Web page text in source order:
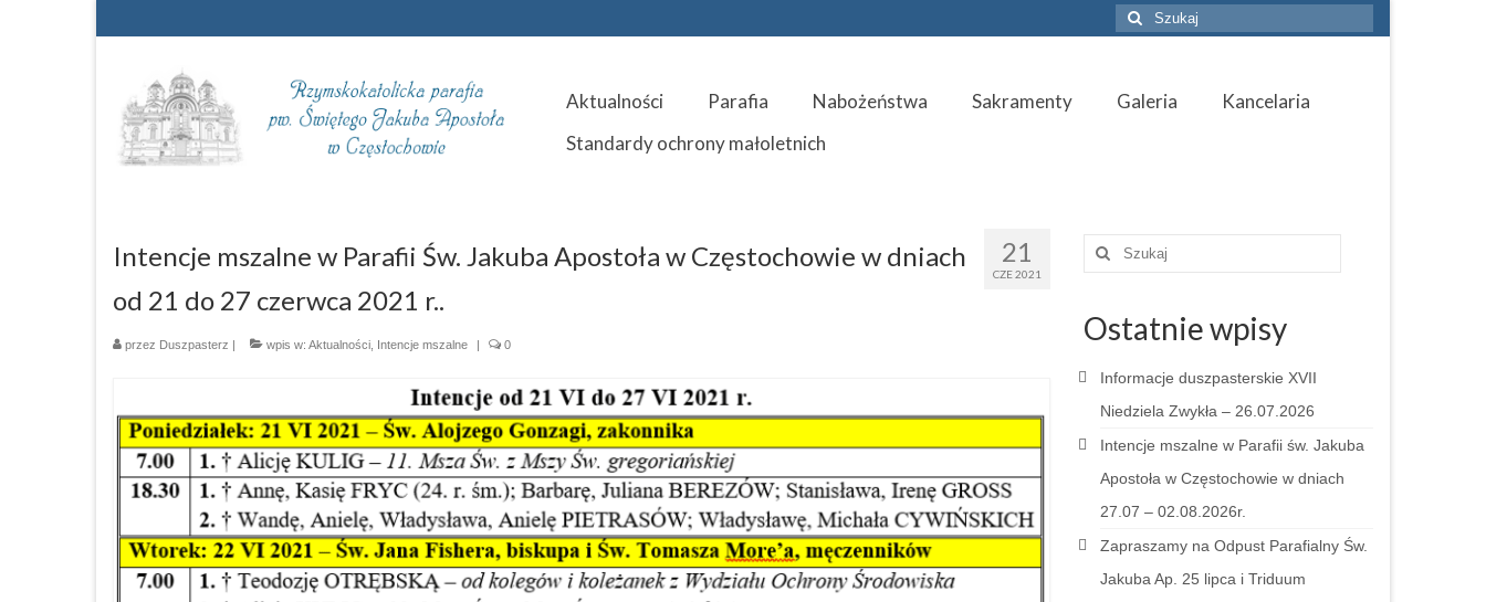
Szuklaj
w:
Aktualności Parafia Nabożeństwa Sakramenty Galeria
Kancelaria
Standardy ochrony małoletnich
21
CZE 2021
Intencje mszalne w Parafii Św. Jakuba Apostoła w Częstochowie w dniach
od 21 do 27 czerwca 2021 r..
przez Duszpasterz wpis w: Aktualności Intencje mszalne 0
Szuklaj
Ostatnie wpisy
Informacje duszpasterskie XVII
Niedziela Zwykła – 26.07.2026
Intencje mszalne w Parafii św. Jakuba
Apostoła w Częstochowie w dniach
27.07 – 02.08.2026r.
Zapraszamy na Odpust Parafialny Św.
Jakuba Ap. 25 lipca i Triduum